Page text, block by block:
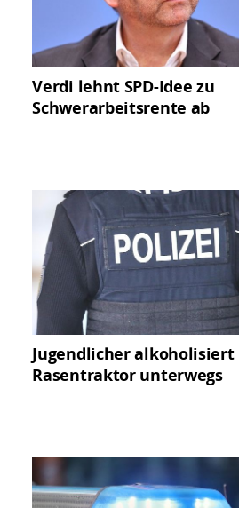
Verdi lehnt SPD-Idee zu
Schwerarbeitsrente ab
Jugendlicher
Rasentraktor unterwegs